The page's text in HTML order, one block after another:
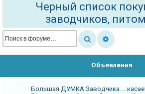
е
г
и
т
Черный список
заводчиков,
Объявления
Большая ДУМКА